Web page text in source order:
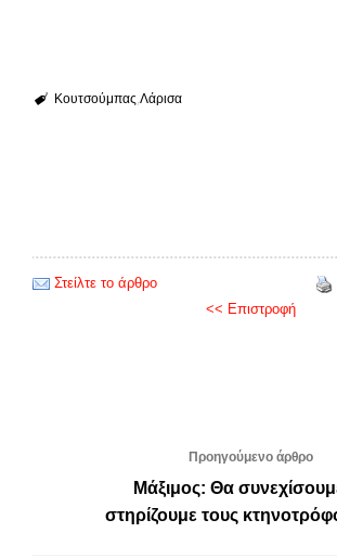
Κουτσούμπας Λάρισα
Στείλτε το άρθρο
<< Επιστροφή
Προηγούμενο άρθρο
Μάξιμος: Θα
στηρίζουμε τους